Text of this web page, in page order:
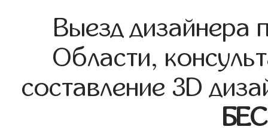
Выезд дизайнера
Области,
составление 3D